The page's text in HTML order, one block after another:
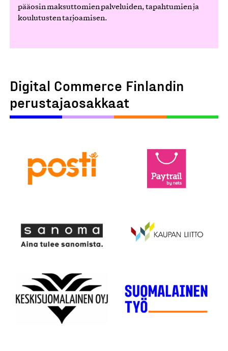
pääosin maksuttomien palveluiden, tapahtumien ja
koulutusten tarjoamisen.
Digital Commerce Finlandin
perustajaosakkaat